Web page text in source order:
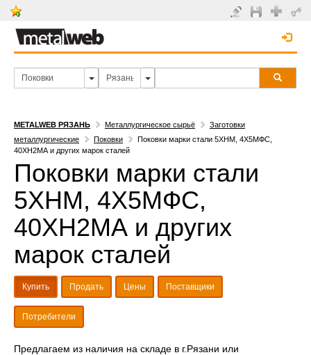
METALWEB РЯЗАНЬ Металлургическое сырьё
Заготовки
металлургические
Поковки
Поковки марки стали 5ХНМ, 4Х5МФС,
40ХН2МА и других марок сталей
Поковки марки стали
5ХНМ, 4Х5МФС,
40ХН2МА и других
марок сталей
Купить Продать Цены Поставщики
Потребители
Предлагаем из наличия на складе в г.Рязани или